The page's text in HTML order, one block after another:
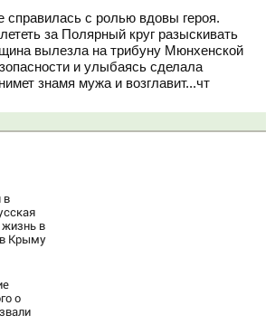
с ролью вдовы героя.
за Полярный круг разыскивать
вылезла на трибуну Мюнхенской
и улыбаясь сделала
знамя мужа и возглавит...чт
в
в
Крыму
о